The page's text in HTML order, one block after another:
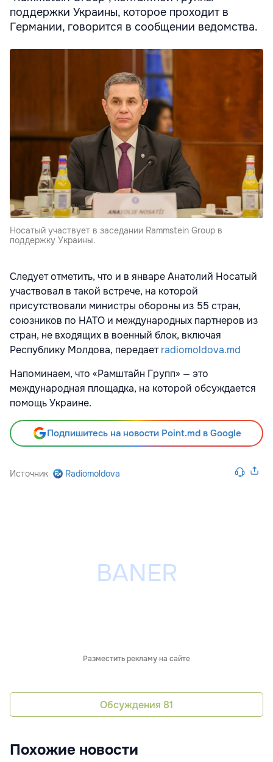
поддержки Украины, которое проходит в
Германии, говорится в сообщении ведомства.
Носатый участвует в заседании Rammstein Group в
поддержку Украины.
Следует отметить, что и в январе Анатолий Носатый
участвовал в такой встрече, на которой
присутствовали министры обороны из 55 стран,
союзников по НАТО и международных партнеров из
стран, не входящих в военный блок, включая
Республику Молдова, передаетradiomoldova.md
Напоминаем, что «Рамштайн Групп» — это
международная площадка, на которой обсуждается
помощь Украине.
Подпишитесь на новости Point.md в Google
Источник Radiomoldova
Разместить рекламу на сайте
Обсуждения 81
Похожие новости